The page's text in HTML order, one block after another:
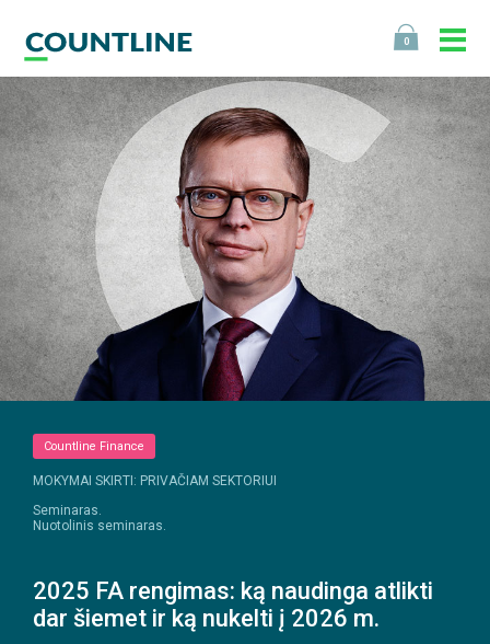
0
Countline Finance
MOKYMAI SKIRTI: PRIVAČIAM SEKTORIUI
Seminaras.
Nuotolinis seminaras.
2025 FA rengimas: ką naudinga atlikti
dar šiemet ir ką nukelti į 2026 m.